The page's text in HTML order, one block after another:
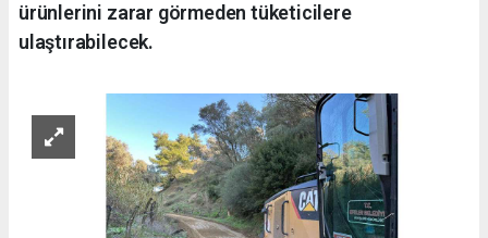
ürünlerini zarar görmeden tüketicilere
ulaştırabilecek.